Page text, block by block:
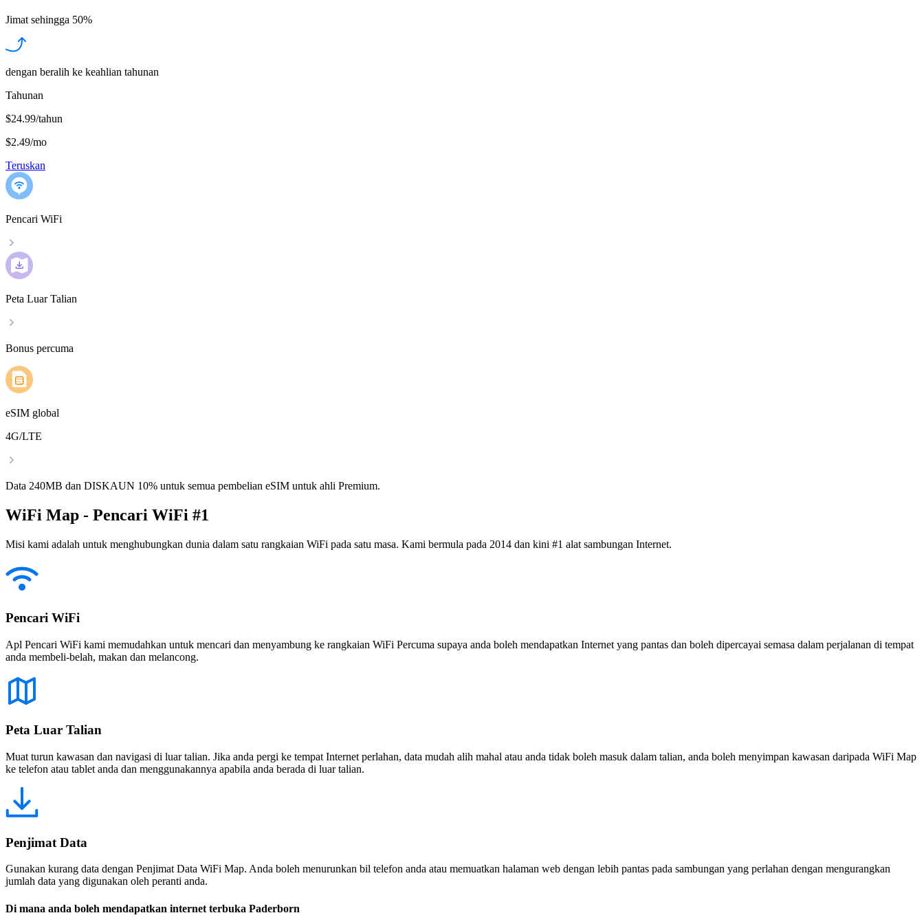
Jimat sehingga 50%
dengan beralih ke keahlian tahunan
Tahunan
$24.99/tahun
$2.49/mo
Teruskan
Pencari WiFi
Peta Luar Talian
Bonus percuma
eSIM global
4G/LTE
Data 240MB dan DISKAUN 10% untuk semua pembelian eSIM untuk ahli Premium.
WiFi Map - Pencari WiFi #1
Misi kami adalah untuk menghubungkan dunia dalam satu rangkaian WiFi pada satu masa. Kami bermula pada 2014 dan kini #1 alat sambungan Internet.
Pencari WiFi
Apl Pencari WiFi kami memudahkan untuk mencari dan menyambung ke rangkaian WiFi Percuma supaya anda boleh mendapatkan Internet yang pantas dan boleh dipercayai semasa dalam perjalanan di tempat
anda membeli-belah, makan dan melancong.
Peta Luar Talian
Muat turun kawasan dan navigasi di luar talian. Jika anda pergi ke tempat Internet perlahan, data mudah alih mahal atau anda tidak boleh masuk dalam talian, anda boleh menyimpan kawasan daripada WiFi Map
ke telefon atau tablet anda dan menggunakannya apabila anda berada di luar talian.
Penjimat Data
Gunakan kurang data dengan Penjimat Data WiFi Map. Anda boleh menurunkan bil telefon anda atau memuatkan halaman web dengan lebih pantas pada sambungan yang perlahan dengan mengurangkan
jumlah data yang digunakan oleh peranti anda.
Di mana anda boleh mendapatkan internet terbuka Paderborn